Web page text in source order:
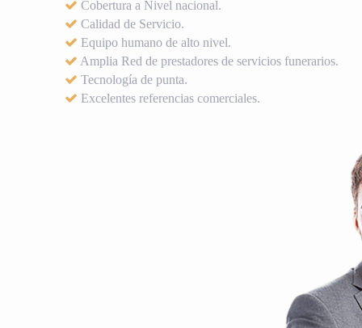
Cobertura a Nivel nacional.
Calidad de Servicio.
Equipo humano de alto nivel.
Amplia Red de prestadores de servicios funerarios.
Tecnología de punta.
Excelentes referencias comerciales.